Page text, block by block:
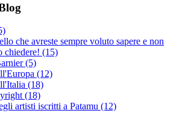
che avreste sempre voluto sapere e non
chiedere! (15)
(5)
(12)
(18)
(18)
artisti iscritti a Patamu (12)